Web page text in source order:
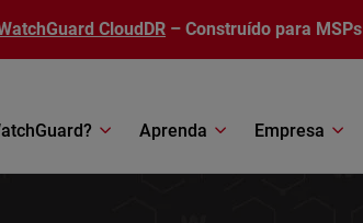
CloudDR – Construído para MSPs
Aprenda Empresa